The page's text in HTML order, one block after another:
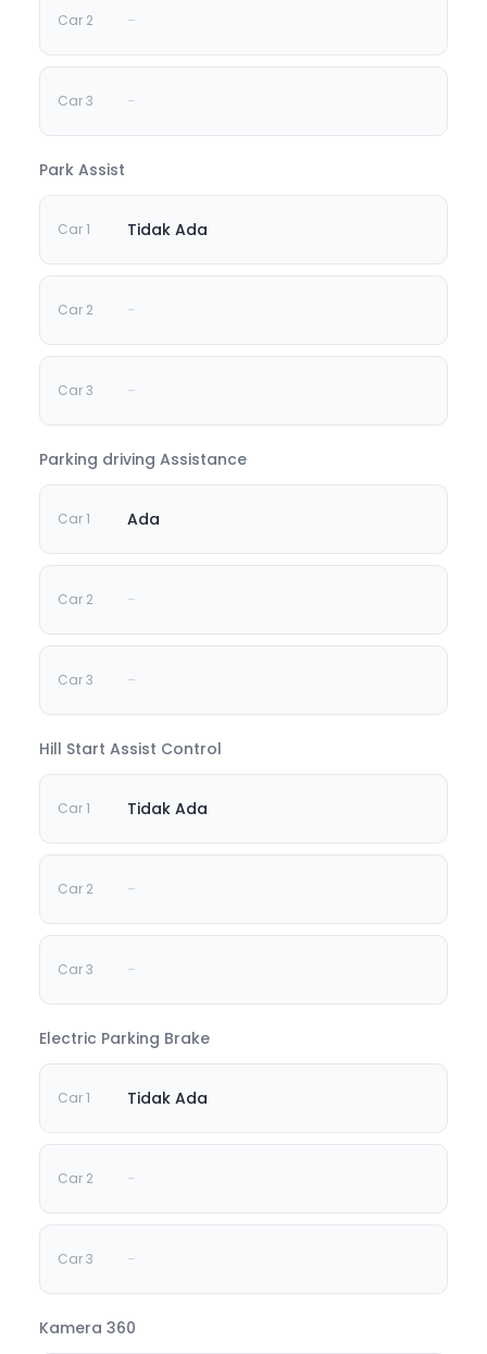
-
-
Park Assist
Tidak Ada
-
-
Parking driving Assistance
Ada
-
-
Hill Start Assist Control
Tidak Ada
-
-
Electric Parking Brake
Tidak Ada
-
-
Kamera 360